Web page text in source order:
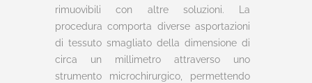
rimuovibili con altre soluzioni. La
procedura comporta diverse asportazioni
di tessuto smagliato della dimensione di
circa un millimetro attraverso uno
strumento microchirurgico, permettendo